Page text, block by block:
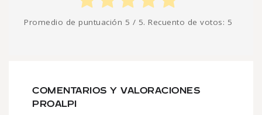
Promedio de puntuación 5 / 5. Recuento de votos: 5
COMENTARIOS Y VALORACIONES
PROALPI